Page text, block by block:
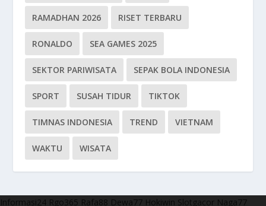
RAMADHAN 2026 RISET TERBARU
RONALDO SEA GAMES 2025
SEKTOR PARIWISATA SEPAK BOLA INDONESIA
SPORT SUSAH TIDUR TIKTOK
TIMNAS INDONESIA TREND VIETNAM
WAKTU WISATA
Informasi24 Rgo365 Rafa88 Dewa77 Hokiwin Slotgacor Naga77